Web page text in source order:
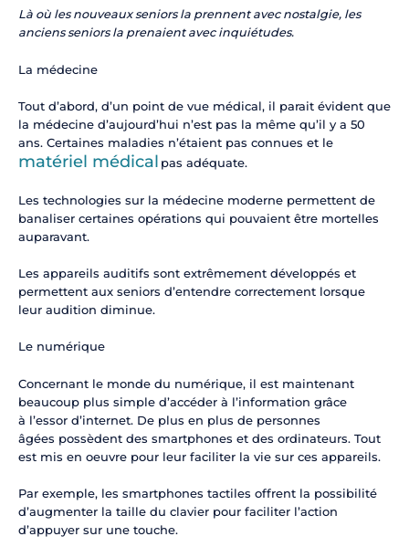
Là où les nouveaux seniors la prennent avec nostalgie, les
anciens seniors la prenaient avec inquiétudes.
La médecine
Tout d’abord, d’un point de vue médical, il parait évident que
la médecine d’aujourd’hui n’est pas la même qu’il y a 50
ans. Certaines maladies n’étaient pas connues et le
matériel médical pas adéquate.
Les technologies sur la médecine moderne permettent de
banaliser certaines opérations qui pouvaient être mortelles
auparavant.
Les appareils auditifs sont extrêmement développés et
permettent aux seniors d’entendre correctement lorsque
leur audition diminue.
Le numérique
Concernant le monde du numérique, il est maintenant
beaucoup plus simple d’accéder à l’information grâce
à l’essor d’internet. De plus en plus de personnes
âgées possèdent des smartphones et des ordinateurs. Tout
est mis en oeuvre pour leur faciliter la vie sur ces appareils.
Par exemple, les smartphones tactiles offrent la possibilité
d’augmenter la taille du clavier pour faciliter l’action
d’appuyer sur une touche.